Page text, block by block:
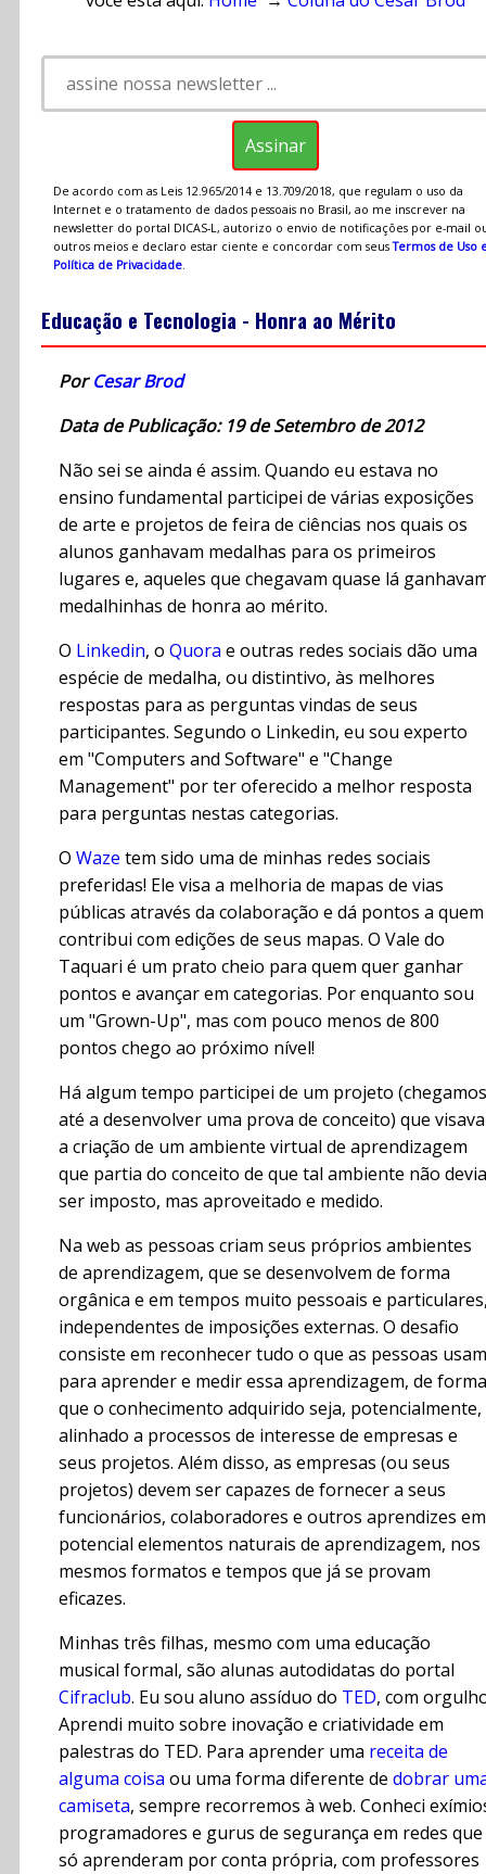
De acordo com as Leis 12.965/2014 e 13.709/2018, que regulam o uso da
Internet e o tratamento de dados pessoais no Brasil, ao me inscrever na
newsletter do portal DICAS-L, autorizo o envio de notificações por e-mail
outros meios e declaro estar ciente e concordar com seusTermos de Uso
Política de Privacidade.
Educação e Tecnologia - Honra ao Mérito
PorCesar Brod
Data de Publicação: 19 de Setembro de 2012
Não sei se ainda é assim. Quando eu estava no
ensino fundamental participei de várias exposições
de arte e projetos de feira de ciências nos quais os
alunos ganhavam medalhas para os primeiros
lugares e, aqueles que chegavam quase lá
medalhinhas de honra ao mérito.
O Linkedin, o Quora e outras redes sociais dão uma
espécie de medalha, ou distintivo, às melhores
respostas para as perguntas vindas de seus
participantes. Segundo o Linkedin, eu sou experto
em "Computers and Software" e "Change
Management" por ter oferecido a melhor resposta
para perguntas nestas categorias.
O Waze tem sido uma de minhas redes sociais
preferidas! Ele visa a melhoria de mapas de vias
públicas através da colaboração e dá pontos a quem
contribui com edições de seus mapas. O Vale do
Taquari é um prato cheio para quem quer ganhar
pontos e avançar em categorias. Por enquanto sou
um "Grown-Up", mas com pouco menos de 800
pontos chego ao próximo nível!
Há algum tempo participei de um projeto (chegamos
até a desenvolver uma prova de conceito) que visava
a criação de um ambiente virtual de aprendizagem
que partia do conceito de que tal ambiente não devia
ser imposto, mas aproveitado e medido.
Na web as pessoas criam seus próprios ambientes
de aprendizagem, que se desenvolvem de forma
orgânica e em tempos muito pessoais e
independentes de imposições externas. O desafio
consiste em reconhecer tudo o que as pessoas usam
para aprender e medir essa aprendizagem, de forma
que o conhecimento adquirido seja, potencialmente,
alinhado a processos de interesse de empresas e
seus projetos. Além disso, as empresas (ou seus
projetos) devem ser capazes de fornecer a seus
funcionários, colaboradores e outros aprendizes em
potencial elementos naturais de aprendizagem, nos
mesmos formatos e tempos que já se provam
eficazes.
Minhas três filhas, mesmo com uma educação
musical formal, são alunas autodidatas do portal
Cifraclub. Eu sou aluno assíduo do TED, com
Aprendi muito sobre inovação e criatividade em
palestras do TED. Para aprender uma receita de
alguma coisa ou uma forma diferente de dobrar
camiseta, sempre recorremos à web. Conheci
programadores e gurus de segurança em redes que
só aprenderam por conta própria, com professores